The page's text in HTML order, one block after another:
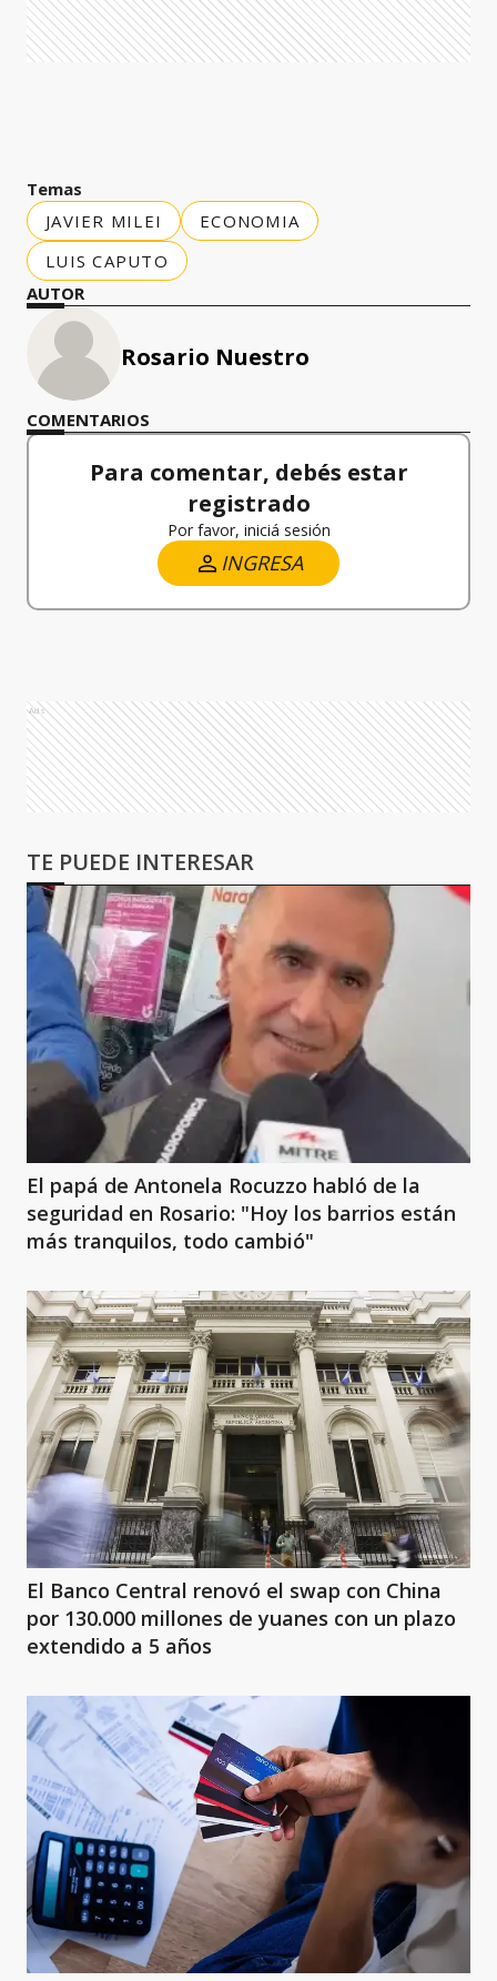
Temas
JAVIER MILEI
ECONOMIA
LUIS CAPUTO
AUTOR
Rosario Nuestro
COMENTARIOS
Para comentar, debés estar
registrado
Por favor, iniciá sesión
INGRESA
Ads
TE PUEDE INTERESAR
El papá de Antonela Rocuzzo habló de la
seguridad en Rosario: "Hoy los barrios están
más tranquilos, todo cambió"
El Banco Central renovó el swap con China
por 130.000 millones de yuanes con un plazo
extendido a 5 años